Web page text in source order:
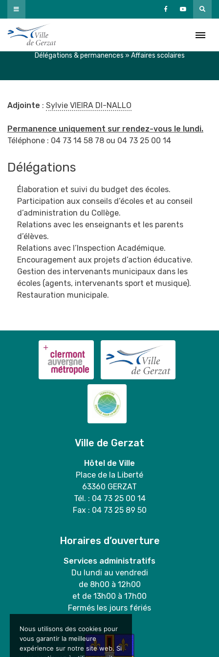
Passer
au
contenu
Accueil»Vous et votre mairie
Délégations & permanences » Affaires scolaires
Adjointe : Sylvie VIEIRA DI-NALLO
Permanence uniquement sur rendez-vous le lundi.
Téléphone : 04 73 14 58 78 ou 04 73 25 00 14
Délégations
Élaboration et suivi du budget des écoles.
Participation aux conseils d’écoles et au conseil
d’administration du Collège.
Relations avec les enseignants et les parents
d’élèves.
Relations avec l’Inspection Académique.
Encouragement aux projets d’action éducative.
Gestion des intervenants municipaux dans les
écoles (agents, intervenants sport et musique).
Restauration municipale.
Ville de Gerzat
Hôtel de Ville
Place de la Liberté
63360 GERZAT
Tél. : 04 73 25 00 14
Fax : 04 73 25 89 50
Horaires d’ouverture
Services administratifs
Du lundi au vendredi
de 8h00 à 12h00
et de 13h00 à 17h00
Fermés les jours fériés
Nous utilisons des cookies pour
vous garantir la meilleure
expérience sur notre site web. Si